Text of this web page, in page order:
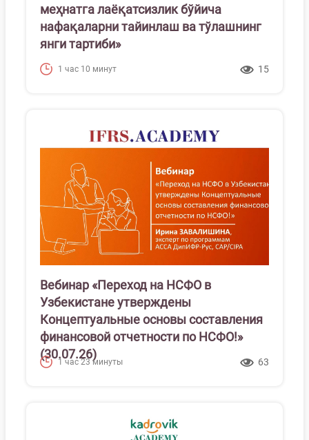
меҳнатга лаёқатсизлик бўйича
нафақаларни тайинлаш ва тўлашнинг
янги тартиби»
1 час 10 минут 15
Вебинар «Переход на НСФО в
Узбекистане утверждены
Концептуальные основы составления
финансовой отчетности по НСФО!»
(30.07.26)
1 час 23 минуты 63